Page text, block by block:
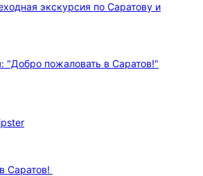
экскурсия по Саратову и
Саратов!